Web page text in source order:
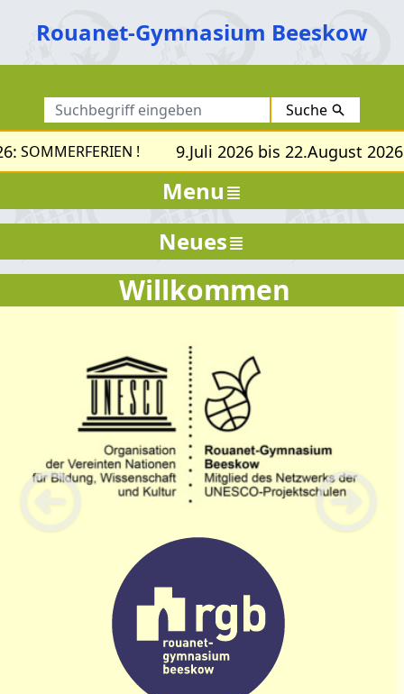
Rouanet-Gymnasium Beeskow
Suche
SOMMERFERIEN ! 9.Juli 2026 bis 22.August 2026:
Menu
Willkommen
Neues